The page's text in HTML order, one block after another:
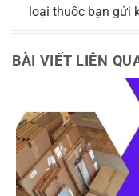
loại thuốc bạn gửi
BÀI VIẾT LIÊN